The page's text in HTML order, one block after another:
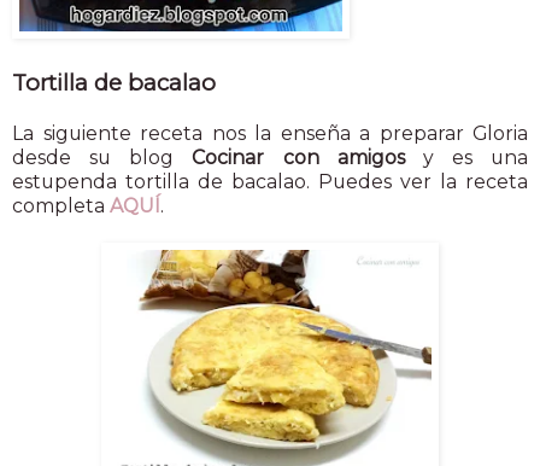
Tortilla de bacalao
La siguiente receta nos la enseña a preparar Gloria
desde su blogCocinar con amigosy es una
estupenda tortilla de bacalao. Puedes ver la receta
completa AQUÍ.